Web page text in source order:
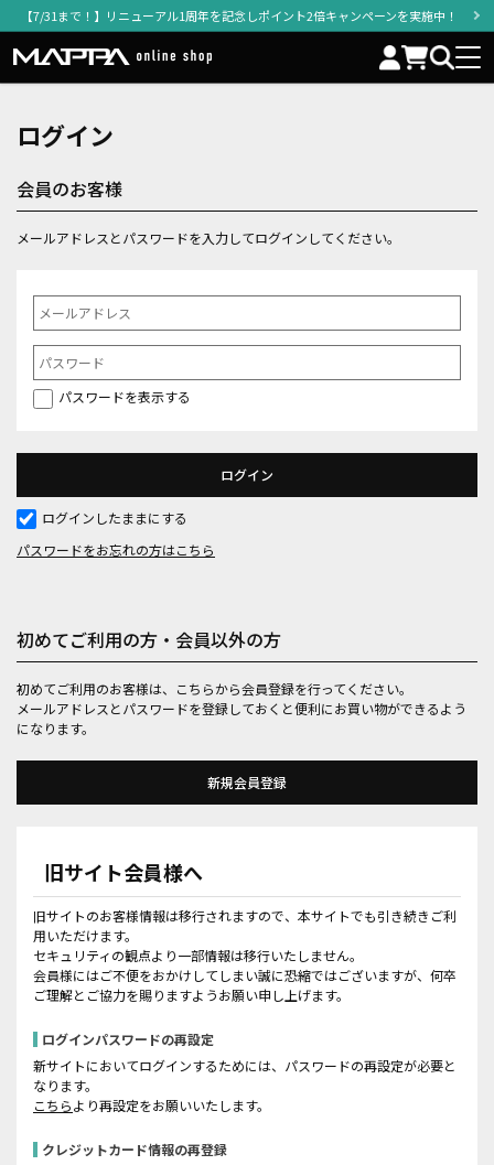
【7/31まで！】リニューアル1周年を記念しポイント2倍キャンペーンを実施中！
ログイン
会員のお客様
メールアドレスとパスワードを入力してログインしてください。
パスワードを表示する
ログインしたままにする
パスワードをお忘れの方はこちら
初めてご利用の方・会員以外の方
初めてご利用のお客様は、こちらから会員登録を行ってください。
メールアドレスとパスワードを登録しておくと便利にお買い物ができるよう
になります。
旧サイト会員様へ
旧サイトのお客様情報は移行されますので、本サイトでも引き続きご利
用いただけます。
セキュリティの観点より一部情報は移行いたしません。
会員様にはご不便をおかけしてしまい誠に恐縮ではございますが、何卒
ご理解とご協力を賜りますようお願い申し上げます。
ログインパスワードの再設定
新サイトにおいてログインするためには、パスワードの再設定が必要と
なります。
こちらより再設定をお願いいたします。
クレジットカード情報の再登録